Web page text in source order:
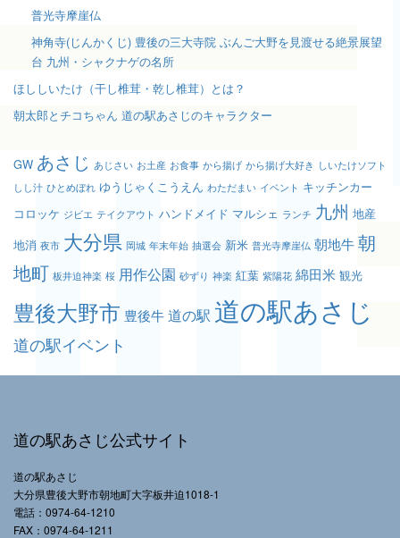
普光寺摩崖仏
神角寺(じんかくじ) 豊後の三大寺院 ぶんご大野を見渡せる絶景展望
台 九州・シャクナゲの名所
ほししいたけ（干し椎茸・乾し椎茸）とは？
朝太郎とチコちゃん 道の駅あさじのキャラクター
GW あさじ あじさい お土産 お食事 から揚げ から揚げ大好き しいたけソフト
しし汁 ひとめぼれ ゆうじゃくこうえん わただまい イベント キッチンカー
コロッケ ジビエ テイクアウト ハンドメイド マルシェ ランチ 九州 地産
地消 夜市 大分県 岡城 年末年始 抽選会 新米 普光寺摩崖仏 朝地牛朝
地町 板井迫神楽 桜 用作公園 砂ずり 神楽 紅葉 紫陽花 綿田米 観光
豊後大野市 豊後牛道の駅 道の駅あさじ
道の駅イベント
道の駅あさじ公式サイト
道の駅あさじ
大分県豊後大野市朝地町大字板井迫1018-1
電話：0974-64-1210
FAX：0974-64-1211